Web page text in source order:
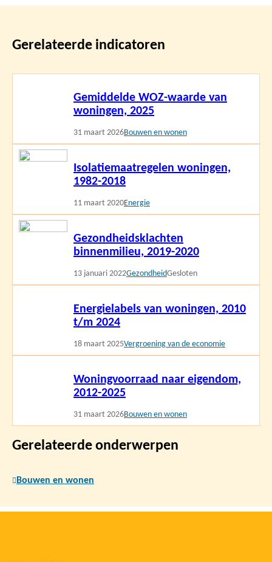
Gerelateerde indicatoren
Gemiddelde WOZ-waarde van
woningen, 2025
31 maart 2026Bouwen en wonen
Isolatiemaatregelen woningen,
1982-2018
11 maart 2020Energie
Lees
Gezondheidsklachten
binnenmilieu, 2019-2020
13 januari 2022GezondheidGesloten
Lees
Energielabels van woningen, 2010
t/m 2024
18 maart 2025Vergroening van de economie
Woningvoorraad naar eigendom,
2012-2025
31 maart 2026Bouwen en wonen
Gerelateerde onderwerpen
Bouwen en wonen